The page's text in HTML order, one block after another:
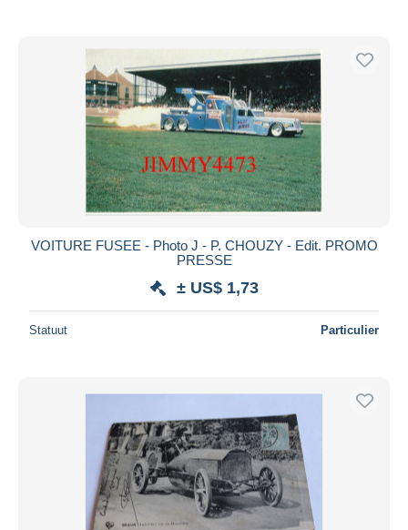
VOITURE FUSEE - Photo J - P. CHOUZY - Edit. PROMO
PRESSE
± US$ 1,73
Statuut Particulier